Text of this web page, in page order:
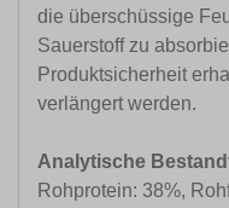
die überschüssige
Sauerstoff zu
Produktsicherheit
verlängert werden.
Analytische
Rohprotein: 38%,